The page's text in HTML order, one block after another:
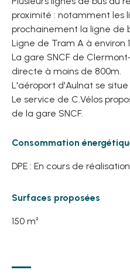
proximité : notamment les
prochainement la ligne de
Ligne de Tram A à environ
La gare SNCF de
directe à moins de 800m.
L'aéroport d'Aulnat se situe
Le service de C.Vélos
de la gare SNCF.
Consommation
DPE : En cours de réalisation.
Surfaces proposées
150 m²